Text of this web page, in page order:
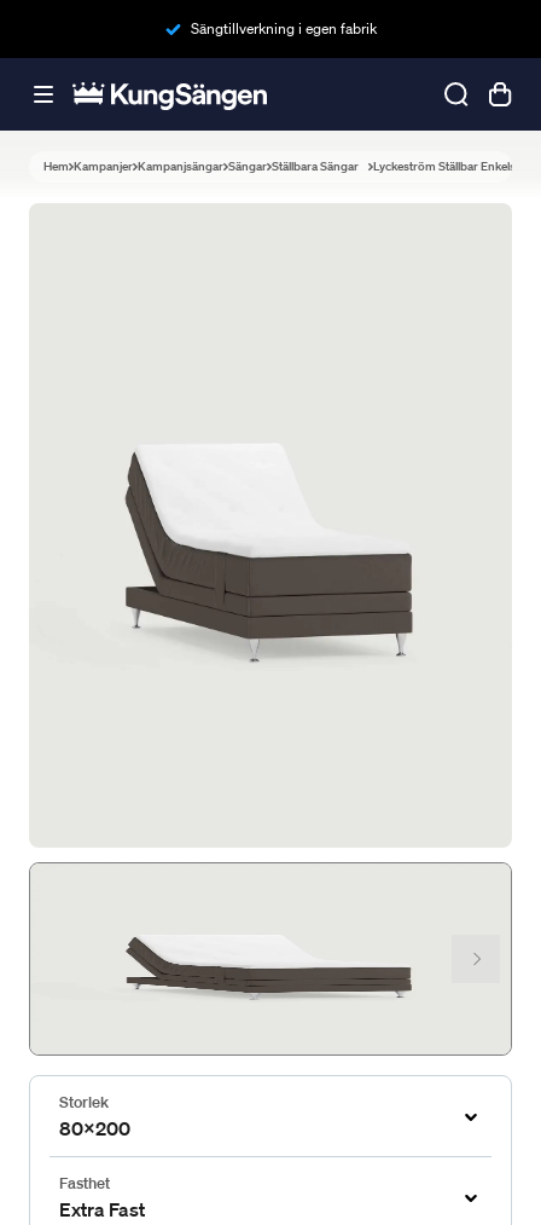
Sängtillverkning i egen fabrik
Hem Kampanjer Kampanjsängar Sängar Ställbara Sängar Lyckeström Ställbar Enkelsäng
Storlek
80x200
Fasthet
Extra Fast